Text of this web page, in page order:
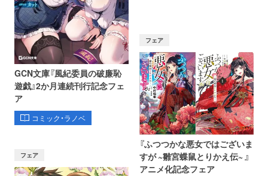
GCN文庫『風紀委員の破廉恥
遊戯』2か月連続刊行記念フェ
ア
コミック・ラノベ
フェア
フェア
『ふつつかな悪女ではございま
すが ~雛宮蝶鼠とりかえ伝~ 』
アニメ化記念フェア